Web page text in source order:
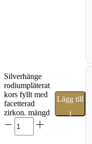
Silverhänge
rodiumpläterat
kors fyllt med
facetterad
zirkon. mängd
Lägg till
i